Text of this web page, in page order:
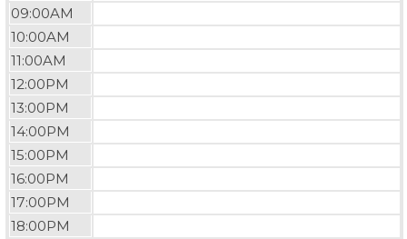
09:00AM
10:00AM
11:00AM
12:00PM
13:00PM
14:00PM
15:00PM
16:00PM
17:00PM
18:00PM